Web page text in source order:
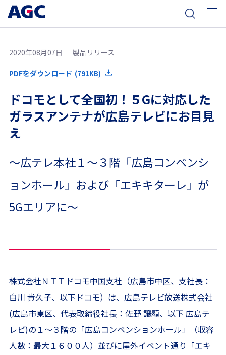
2020年08月07日 製品リリース
PDFをダウンロード (791KB)
ドコモとして全国初！５Gに対応した
ガラスアンテナが広島テレビにお目見
え
～広テレ本社１～３階「広島コンベンシ
ョンホール」および「エキキターレ」が
5Gエリアに～
株式会社ＮＴＴドコモ中国支社（広島市中区、支社長：
白川 貴久子、以下ドコモ）は、広島テレビ放送株式会社
(広島市東区、代表取締役社長：佐野 讓顯、以下 広島テ
レビ)の１～３階の「広島コンベンションホール」（収容
人数：最大１６００人）並びに屋外イベント通り「エキ